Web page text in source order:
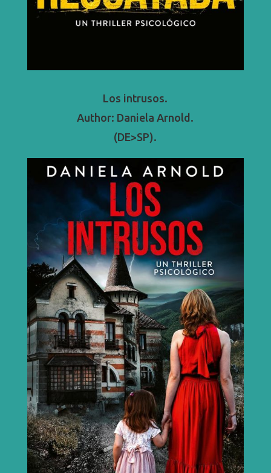
Los intrusos.
Author: Daniela Arnold.
(DE>SP).